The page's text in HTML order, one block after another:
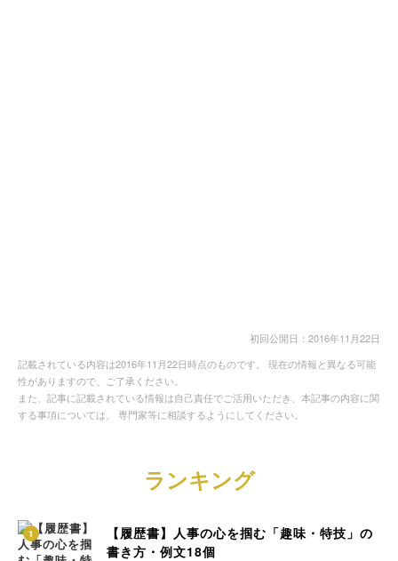
初回公開日：2016年11月22日
記載されている内容は2016年11月22日時点のものです。 現在の情報と異なる可能
性がありますので、ご了承ください。
また、記事に記載されている情報は自己責任でご活用いただき、本記事の内容に関
する事項については、 専門家等に相談するようにしてください。
ランキング
1
【履歴書】人事の心を掴む「趣味・特技」の
書き方・例文18個